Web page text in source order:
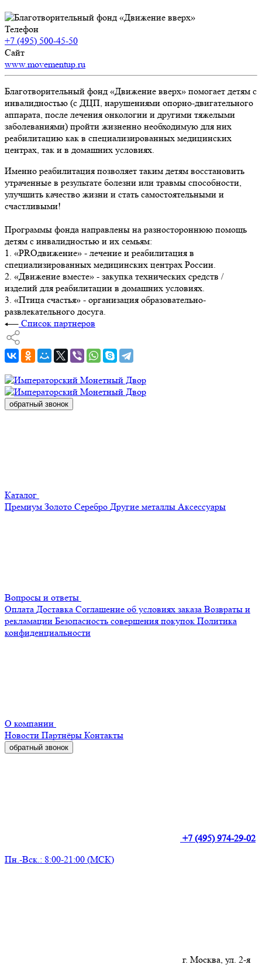
Телефон
+7 (495) 500-45-50
Сайт
www.movementup.ru
Благотворительный фонд «Движение вверх» помогает детям с
инвалидностью (с ДЦП, нарушениями опорно-двигательного
аппарата, после лечения онкологии и другими тяжелыми
заболеваниями) пройти жизненно необходимую для них
реабилитацию как в специализированных медицинских
центрах, так и в домашних условиях.
Именно реабилитация позволяет таким детям восстановить
утраченные в результате болезни или травмы способности,
улучшить качество жизни и стать самостоятельными и
счастливыми!
Программы фонда направлены на разностороннюю помощь
детям с инвалидностью и их семьям:
1. «PROдвижение» - лечение и реабилитация в
специализированных медицинских центрах России.
2. «Движение вместе» - закупка технических средств /
изделий для реабилитации в домашних условиях.
3. «Птица счастья» - организация образовательно-
развлекательного досуга.
Список партнеров
обратный звонок
Каталог
Премиум Золото Серебро Другие металлы Аксессуары
Вопросы и ответы
Оплата Доставка Соглашение об условиях заказа Возвраты и
рекламации Безопасность совершения покупок Политика
конфиденциальности
О компании
Новости Партнёры Контакты
обратный звонок
+7 (495) 974-29-02
Пн.-Вск.: 8:00-21:00 (МСК)
г. Москва, ул. 2-я